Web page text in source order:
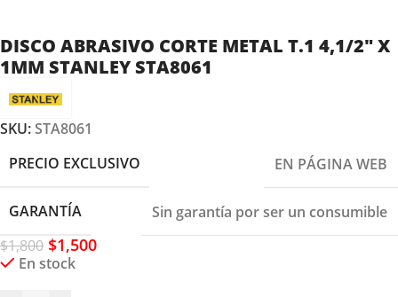
DISCO ABRASIVO CORTE METAL T.1 4,1/2″ X
1MM STANLEY STA8061
SKU:STA8061
PRECIO EXCLUSIVO
EN PÁGINA WEB
GARANTÍA
Sin garantía por ser un consumible
$1,800 $1,500
En stock